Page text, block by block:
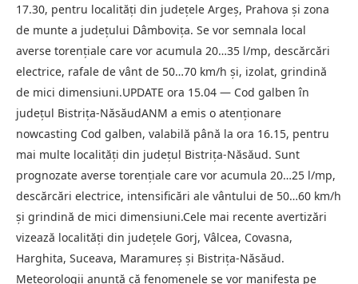
17.30, pentru localități din județele Argeș, Prahova și zona
de munte a județului Dâmbovița. Se vor semnala local
averse torențiale care vor acumula 20…35 l/mp, descărcări
electrice, rafale de vânt de 50…70 km/h și, izolat, grindină
de mici dimensiuni.UPDATE ora 15.04 — Cod galben în
județul Bistrița-NăsăudANM a emis o atenționare
nowcasting Cod galben, valabilă până la ora 16.15, pentru
mai multe localități din județul Bistrița-Năsăud. Sunt
prognozate averse torențiale care vor acumula 20…25 l/mp,
descărcări electrice, intensificări ale vântului de 50…60 km/h
și grindină de mici dimensiuni.Cele mai recente avertizări
vizează localități din județele Gorj, Vâlcea, Covasna,
Harghita, Suceava, Maramureș și Bistrița-Năsăud.
Meteorologii anunță că fenomenele se vor manifesta pe